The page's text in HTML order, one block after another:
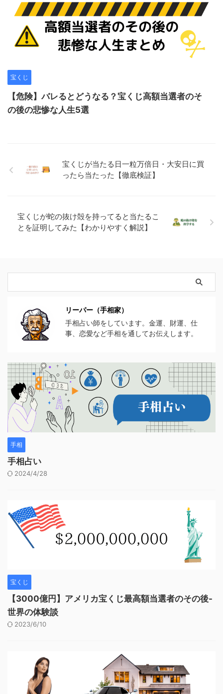
宝くじ
【危険】バレるとどうなる？宝くじ高額当選者のそ
の後の悲惨な人生5選
宝くじが当たる日一粒万倍日・大安日に買
ったら当たった【徹底検証】
宝くじが蛇の抜け殻を持ってると当たるこ
とを証明してみた【わかりやすく解説】
リーパー（手相家）
手相占い師をしています。金運、財運、仕
事、恋愛など手相を通してお伝えします。
手相
手相占い
2024/4/28
宝くじ
【3000億円】アメリカ宝くじ最高額当選者のその後-
世界の体験談
2023/6/10